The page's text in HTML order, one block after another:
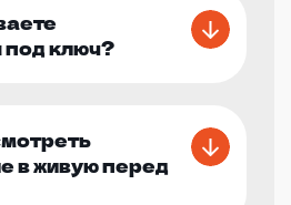
ключ?
в живую перед